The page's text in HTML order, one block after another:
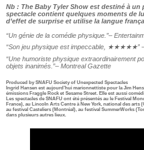
Nb : The Baby Tyler Show est destiné à un
spectacle contient quelques moments de
d’effet de surprise et utilise la langue
“Un génie de la comédie physique.”–
“Son jeu physique est impeccable,
★★★★★” –
“Une humoriste physique extraordinairement
objets inanimés.”– Montreal Gazette
Produced by SNAFU Society of Unexpected Spectacles
Ingrid Hansen est aujourd’hui marionnettiste pour la Jim
émissions Fraggle Rock et Sesame Street. Elle est aussi
Les spectacles de SNAFU ont été présentés au le Festival
France), au Lincoln Arts Centre à New York, national des arts
au festival Casteliers (Montréal), au festival SummerWorks
dans plusieurs autres lieux.